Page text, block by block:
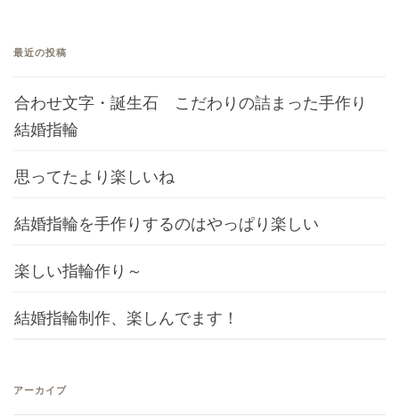
最近の投稿
合わせ文字・誕生石 こだわりの詰まった手作り
結婚指輪
思ってたより楽しいね
結婚指輪を手作りするのはやっぱり楽しい
楽しい指輪作り～
結婚指輪制作、楽しんでます！
アーカイブ